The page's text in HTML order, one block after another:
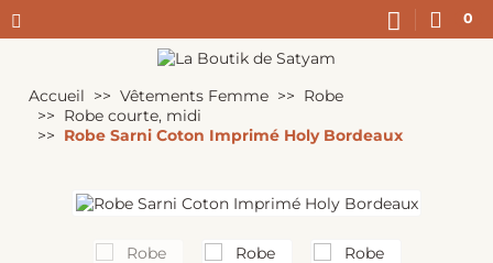
0
Accueil Vêtements Femme
Robe
Robe courte, midi
Robe Sarni Coton Imprimé Holy Bordeaux